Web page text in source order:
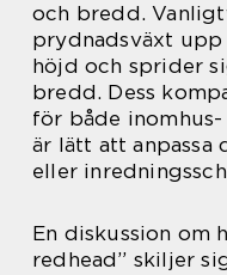
och bredd.
prydnadsväxt
höjd och sprider
bredd. Dess
för både
är lätt att
eller
En diskussion om
redhead” skiljer